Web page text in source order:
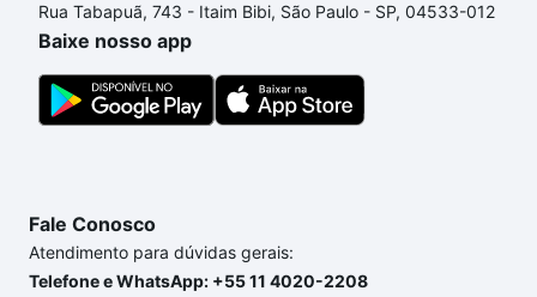
Rua Tabapuã, 743 - Itaim Bibi, São Paulo - SP, 04533-012
Baixe nosso app
Fale Conosco
Atendimento para dúvidas gerais:
Telefone e WhatsApp: +55 11 4020-2208